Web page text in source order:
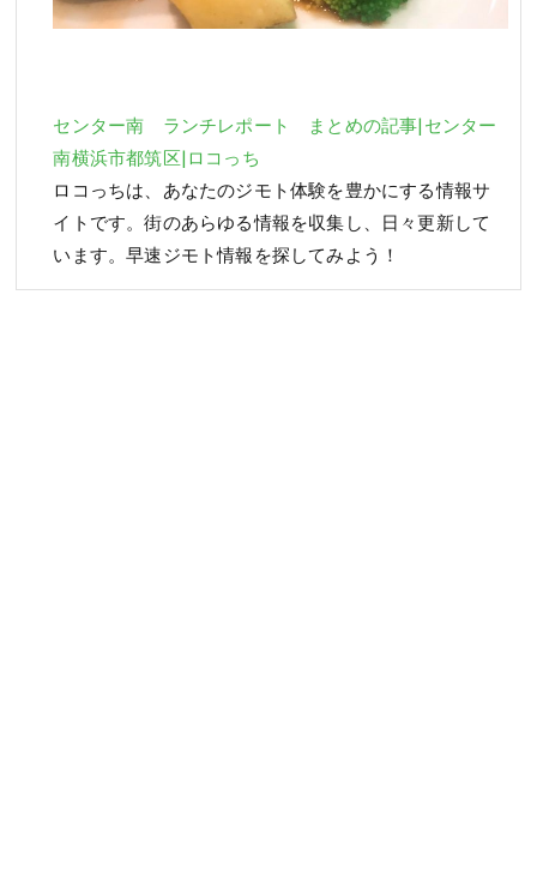
センター南 ランチレポート まとめの記事|センター
南横浜市都筑区|ロコっち
ロコっちは、あなたのジモト体験を豊かにする情報サ
イトです。街のあらゆる情報を収集し、日々更新して
います。早速ジモト情報を探してみよう！